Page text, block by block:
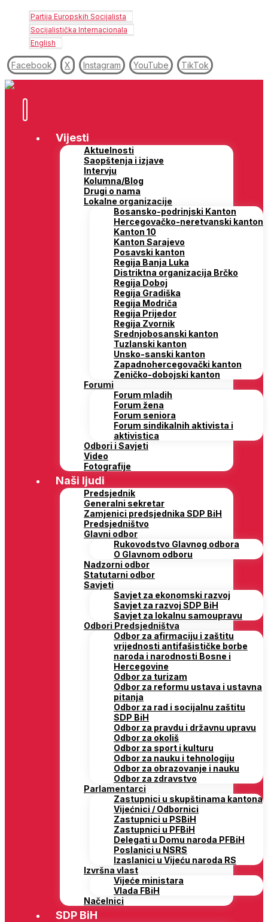
Partija Europskih Socijalista
Socijalistička Internacionala
English
Facebook X Instagram YouTube TikTok
Vijesti
Aktuelnosti
Saopštenja i izjave
Intervju
Kolumna/Blog
Drugi o nama
Lokalne organizacije
Bosansko-podrinjski Kanton
Hercegovačko-neretvanski kanton
Kanton 10
Kanton Sarajevo
Posavski kanton
Regija Banja Luka
Distriktna organizacija Brčko
Regija Doboj
Regija Gradiška
Regija Modriča
Regija Prijedor
Regija Zvornik
Srednjobosanski kanton
Tuzlanski kanton
Unsko-sanski kanton
Zapadnohercegovački kanton
Zeničko-dobojski kanton
Forumi
Forum mladih
Forum žena
Forum seniora
Forum sindikalnih aktivista i
aktivistica
Odbori i Savjeti
Video
Fotografije
Naši ljudi
Predsjednik
Generalni sekretar
Zamjenici predsjednika SDP BiH
Predsjedništvo
Glavni odbor
Rukovodstvo Glavnog odbora
O Glavnom odboru
Nadzorni odbor
Statutarni odbor
Savjeti
Savjet za ekonomski razvoj
Savjet za razvoj SDP BiH
Savjet za lokalnu samoupravu
Odbori Predsjedništva
Odbor za afirmaciju i zaštitu
vrijednosti antifašističke borbe
naroda i narodnosti Bosne i
Hercegovine
Odbor za turizam
Odbor za reformu ustava i ustavna
pitanja
Odbor za rad i socijalnu zaštitu
SDP BiH
Odbor za pravdu i državnu upravu
Odbor za okoliš
Odbor za sport i kulturu
Odbor za nauku i tehnologiju
Odbor za obrazovanje i nauku
Odbor za zdravstvo
Parlamentarci
Zastupnici u skupštinama kantona
Vijećnici / Odbornici
Zastupnici u PSBiH
Zastupnici u PFBiH
Delegati u Domu naroda PFBiH
Poslanici u NSRS
Izaslanici u Vijeću naroda RS
Izvršna vlast
Vijeće ministara
Vlada FBiH
Načelnici
SDP BiH